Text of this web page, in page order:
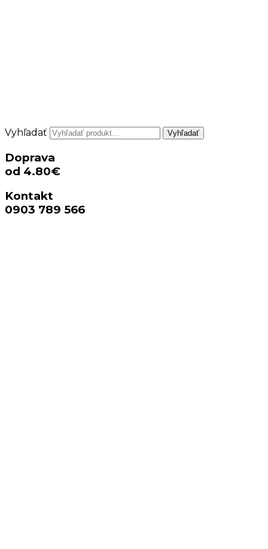
Vyhľadať Vyhľadať
Doprava
od 4.80€
Kontakt
0903 789 566